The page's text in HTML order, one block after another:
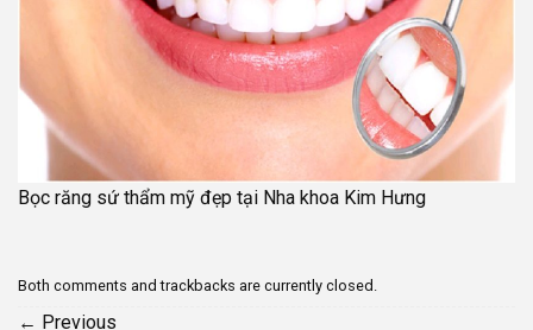
Bọc răng sứ thẩm mỹ đẹp tại Nha khoa Kim Hưng
Both comments and trackbacks are currently closed.
← Previous